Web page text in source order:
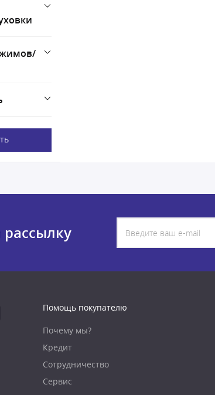
Помощь покупателю
Почему мы?
Кредит
Сотрудничество
Сервис